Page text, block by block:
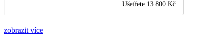
Ušetřete 13 800 Kč
zobrazit více